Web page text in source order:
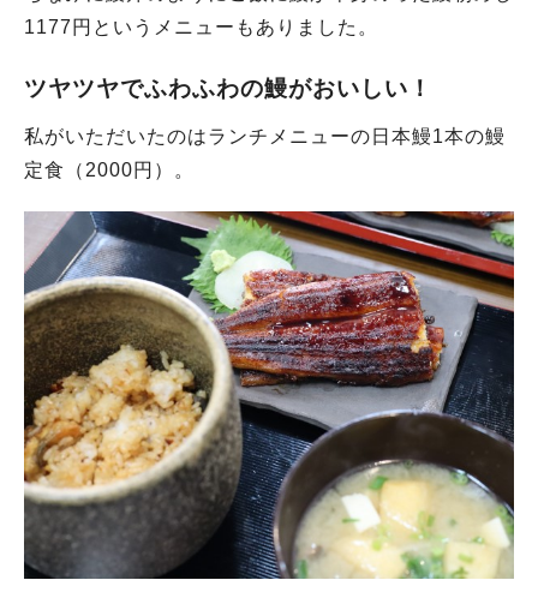
1177円というメニューもありました。
ツヤツヤでふわふわの鰻がおいしい！
私がいただいたのはランチメニューの日本鰻1本の鰻
定食（2000円）。